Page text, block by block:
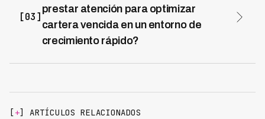
digitales (WhatsApp, email, SMS) sobre llamadas
invasivas, logrando mayor efectividad con menor
fricción. La automatización inteligente segmenta a
permitiendo que las fintechs escalen sin aumentar
satisfacción del cliente.
[03]
prestar atención para optimizar
cartera vencida en un entorno de
crecimiento rápido?
permiten a fintechs en LATAM monitorear en tiempo real
qué estrategias funcionan en cada segmento y
[ +] ARTÍCULOS RELACIONADOS